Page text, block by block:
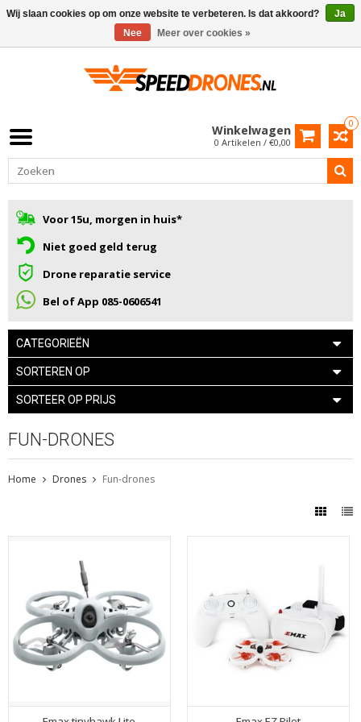
0
Winkelwagen
0 Artikelen / €0,00
Voor 15u, morgen in huis*
Niet goed geld terug
Drone reparatie service
Bel of App 085-0606541
CATEGORIEËN
SORTEREN OP
SORTEER OP PRIJS
FUN-DRONES
Home Drones Fun-drones
Wij slaan cookies op om onze website te verbeteren. Is dat akkoord?
Ja
Nee
Meer over cookies »